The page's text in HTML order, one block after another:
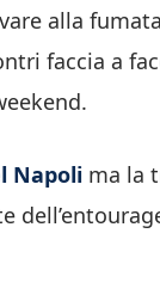
alla
faccia a
Napoli ma la